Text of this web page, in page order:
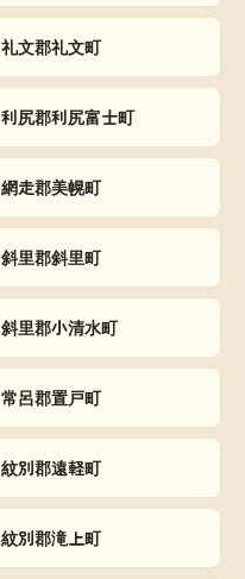
礼文郡礼文町
利尻郡利尻富士町
網走郡美幌町
斜里郡斜里町
斜里郡小清水町
常呂郡置戸町
紋別郡遠軽町
紋別郡滝上町